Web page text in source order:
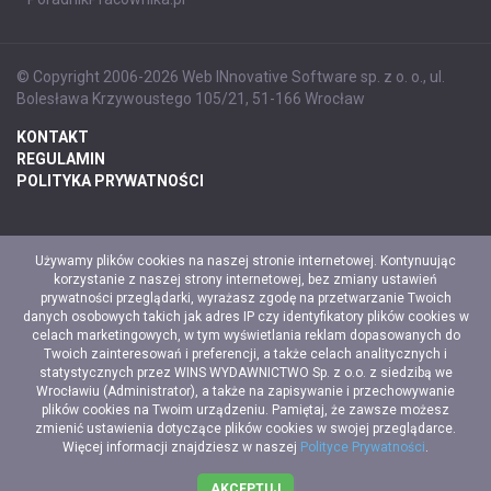
© Copyright 2006-2026 Web INnovative Software sp. z o. o., ul.
Bolesława Krzywoustego 105/21, 51-166 Wrocław
KONTAKT
REGULAMIN
POLITYKA PRYWATNOŚCI
Używamy plików cookies na naszej stronie internetowej. Kontynuując
korzystanie z naszej strony internetowej, bez zmiany ustawień
prywatności przeglądarki, wyrażasz zgodę na przetwarzanie Twoich
danych osobowych takich jak adres IP czy identyfikatory plików cookies w
celach marketingowych, w tym wyświetlania reklam dopasowanych do
Twoich zainteresowań i preferencji, a także celach analitycznych i
statystycznych przez WINS WYDAWNICTWO Sp. z o.o. z siedzibą we
Wrocławiu (Administrator), a także na zapisywanie i przechowywanie
plików cookies na Twoim urządzeniu. Pamiętaj, że zawsze możesz
zmienić ustawienia dotyczące plików cookies w swojej przeglądarce.
Więcej informacji znajdziesz w naszej Polityce Prywatności